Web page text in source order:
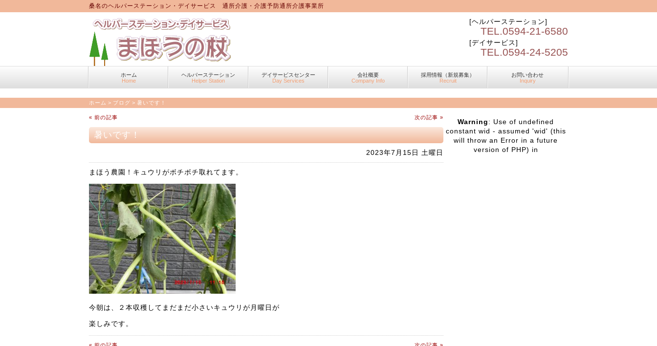
桑名のヘルパーステーション・デイサービス 通所介護・介護予防通所介護事業所
[ヘルパーステーション]
TEL.0594-21-6580
[デイサービス]
TEL.0594-24-5205
ホーム
Home
ヘルパーステーション
Helper Station
デイサービスセンター
Day Services
会社概要
Company Info
採用情報（新規募集）
Recruit
お問い合わせ
Inquiry
ホーム > ブログ > 暑いです！
« 前の記事 次の記事 »
暑いです！
2023年7月15日 土曜日
まほう農園！キュウリがボチボチ取れてます。
今朝は、２本収穫してまだまだ小さいキュウリが月曜日が
楽しみです。
Warning: Use of undefined
constant wid - assumed 'wid' (this
will throw an Error in a future
version of PHP) in